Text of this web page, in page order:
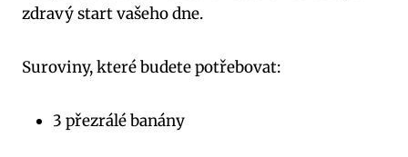
zdravý start vašeho ⁣dne.
Suroviny, které⁤ budete potřebovat:
3 ‌přezrálé banány